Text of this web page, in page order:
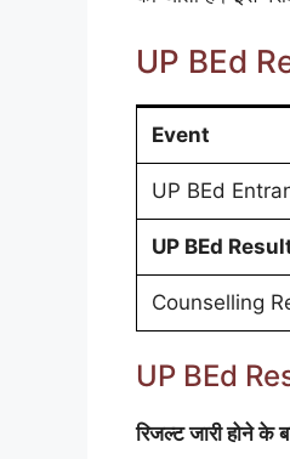
UP BEd
Event
UP BEd
UP BEd
Counselling
UP BEd
रिजल्ट जारी होने